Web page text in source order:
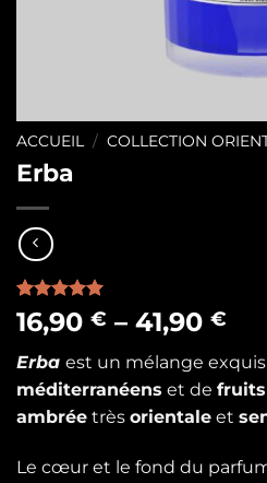
ACCUEIL / COLLECTION
Erba
Noté5.00
sur 5 basé
1
client
16,90 € – 41,90 €
Erba est un mélange
méditerranéens et de
ambrée très orientale et
Le cœur et le fond du